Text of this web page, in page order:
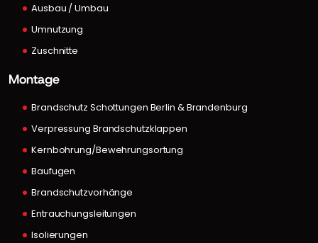
Ausbau / Umbau
Umnutzung
Zuschnitte
Montage
Brandschutz Schottungen Berlin & Brandenburg
Verpressung Brandschutzklappen
Kernbohrung/Bewehrungsortung
Baufugen
Brandschutzvorhänge
Entrauchungsleitungen
Isolierungen